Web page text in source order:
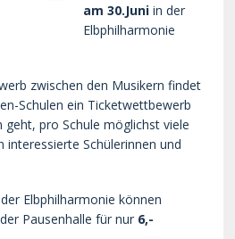
am 30.Juniin der
Elbphilharmonie
zwischen den Musikern findet
Schulen ein Ticketwettbewerb
pro Schule möglichst viele
interessierte Schülerinnen und
Elbphilharmonie können
Pausenhalle für nur 6,-